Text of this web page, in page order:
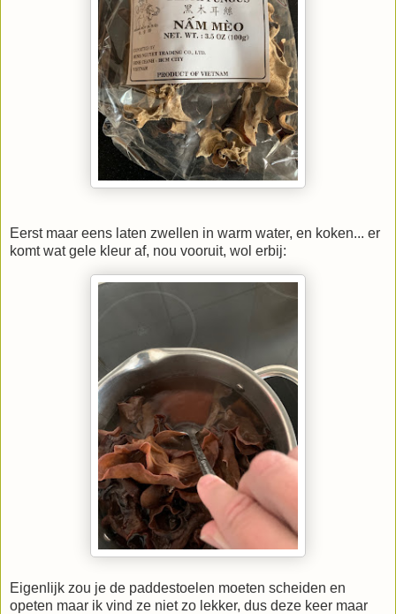
Eerst maar eens laten zwellen in warm water, en koken... er
komt wat gele kleur af, nou vooruit, wol erbij:
Eigenlijk zou je de paddestoelen moeten scheiden en
opeten maar ik vind ze niet zo lekker, dus deze keer maar